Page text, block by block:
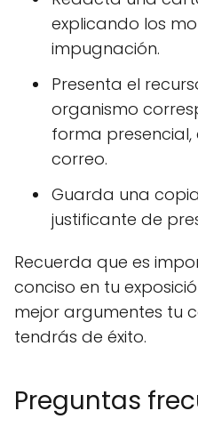
explicando los
impugnación.
Presenta el
organismo
forma
correo.
Guarda una
justificante de
Recuerda que es
conciso en tu
mejor argumentes tu
tendrás de éxito.
Preguntas